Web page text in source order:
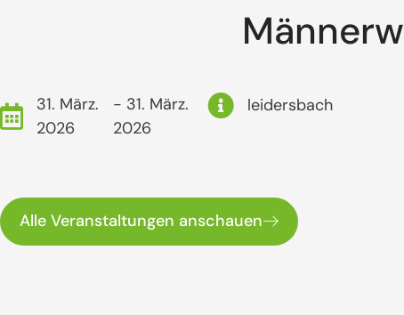
31. März.
2026
- 31. März.
2026
leidersbach
Alle Veranstaltungen anschauen